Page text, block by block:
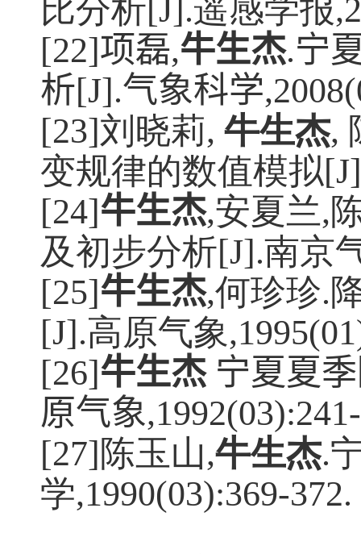
比分析[J].遥感学报
[22]项磊,牛生杰.宁
析[J].气象科学
[23]刘晓莉, 牛生杰,
变规律的数值模拟
[24]牛生杰,安夏兰,
及初步分析[J].南京
[25]牛生杰,何珍珍.
[J].高原气象
[26]牛生杰宁夏夏季
原气象
[27]陈玉山,牛生杰.
学,1990(03):369-372.